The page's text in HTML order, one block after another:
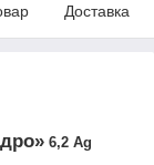
Доставка
6,2 Ag